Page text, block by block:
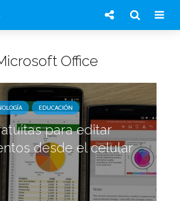
Office
EDUCACIÓN
para editar
desde el celular